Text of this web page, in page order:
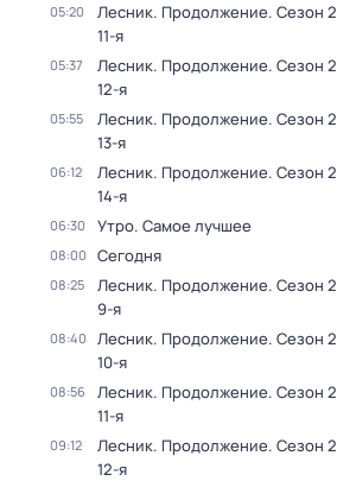
05:20 Лесник. Продолжение. Сезон 2
11-я
05:37 Лесник. Продолжение. Сезон 2
12-я
05:55 Лесник. Продолжение. Сезон 2
13-я
06:12 Лесник. Продолжение. Сезон 2
14-я
06:30 Утро. Самое лучшее
08:00 Сегодня
08:25 Лесник. Продолжение. Сезон 2
9-я
08:40 Лесник. Продолжение. Сезон 2
10-я
08:56 Лесник. Продолжение. Сезон 2
11-я
09:12 Лесник. Продолжение. Сезон 2
12-я